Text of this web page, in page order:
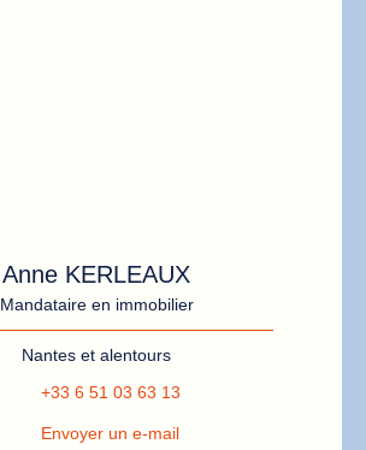
Anne KERLEAUX
Mandataire en immobilier
Nantes et alentours
+33 6 51 03 63 13
Envoyer un e-mail